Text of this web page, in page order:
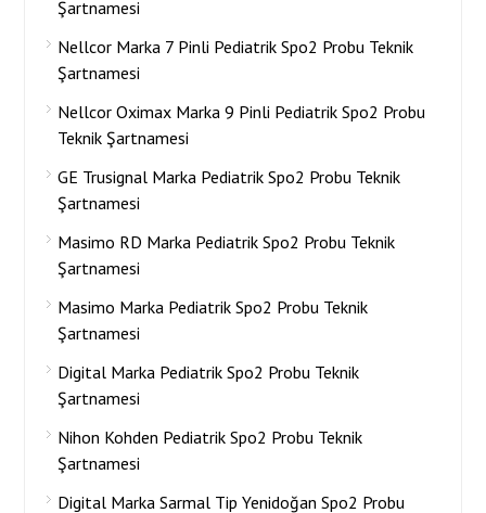
Şartnamesi
Nellcor Marka 7 Pinli Pediatrik Spo2 Probu Teknik
Şartnamesi
Nellcor Oximax Marka 9 Pinli Pediatrik Spo2 Probu
Teknik Şartnamesi
GE Trusignal Marka Pediatrik Spo2 Probu Teknik
Şartnamesi
Masimo RD Marka Pediatrik Spo2 Probu Teknik
Şartnamesi
Masimo Marka Pediatrik Spo2 Probu Teknik
Şartnamesi
Digital Marka Pediatrik Spo2 Probu Teknik
Şartnamesi
Nihon Kohden Pediatrik Spo2 Probu Teknik
Şartnamesi
Digital Marka Sarmal Tip Yenidoğan Spo2 Probu